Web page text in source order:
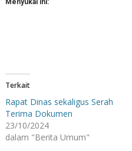
Menyukai ini:
Terkait
Rapat Dinas sekaligus Serah
Terima Dokumen
23/10/2024
dalam "Berita Umum"